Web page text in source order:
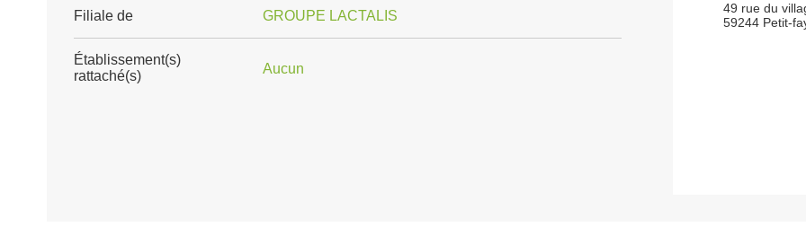
Filiale de GROUPE LACTALIS
Établissement(s)
rattaché(s)
Aucun
49 rue du
59244 Petit-